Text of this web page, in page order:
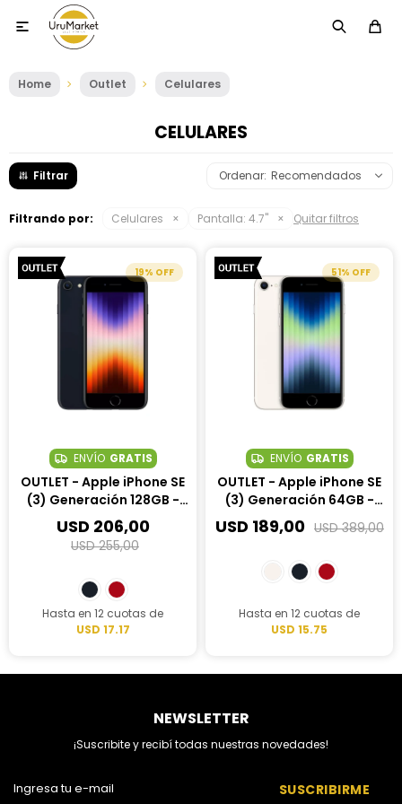

Home Outlet Celulares
CELULARES
Recomendados
Filtrando por: Celulares Pantalla: 4.7" Quitar filtros
19
ENVÍO GRATIS
OUTLET - Apple iPhone SE
(3) Generación 128GB -
Medianoche
USD 206,00
USD 255,00
Hasta en 12 cuotas de
USD 17.17
51
ENVÍO GRATIS
OUTLET - Apple iPhone SE
(3) Generación 64GB -
Blanco Estelar
USD 189,00 USD 389,00
Hasta en 12 cuotas de
USD 15.75
NEWSLETTER
¡Suscribite y recibí todas nuestras novedades!
SUSCRIBIRME